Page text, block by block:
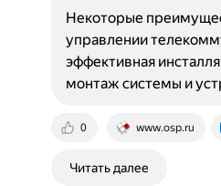
0 www.osp.ru
Некоторые
управлении
эффективная
монтаж системы и
Читать далее